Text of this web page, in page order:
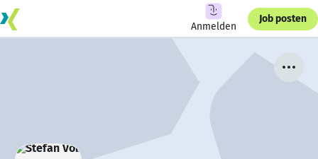
Anmelden
Job posten